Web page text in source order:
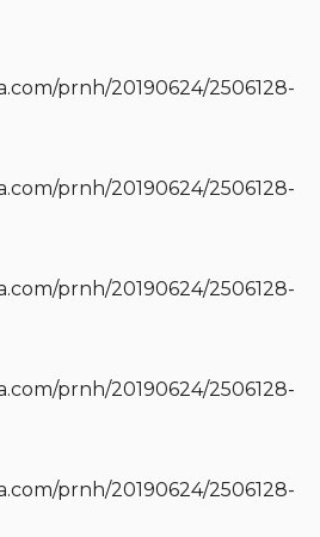
prnh/20190624/2506128-
prnh/20190624/2506128-
prnh/20190624/2506128-
prnh/20190624/2506128-
prnh/20190624/2506128-